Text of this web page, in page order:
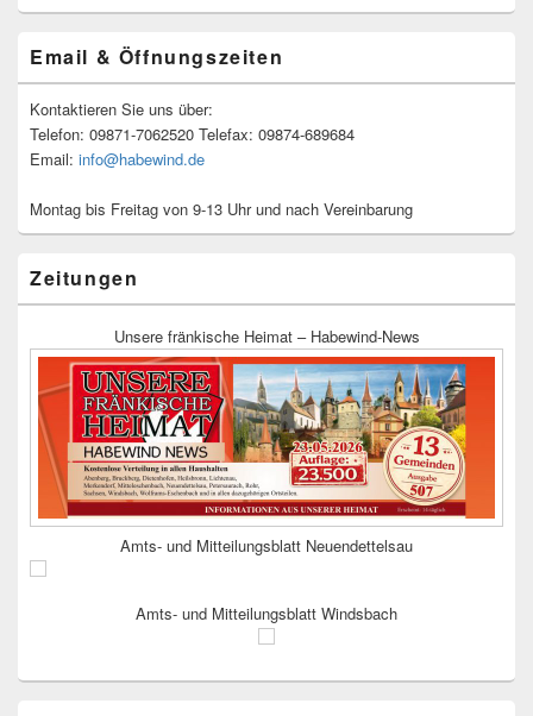
Email & Öffnungszeiten
Kontaktieren Sie uns über:
Telefon: 09871-7062520 Telefax: 09874-689684
Email: info@habewind.de
Montag bis Freitag von 9-13 Uhr und nach Vereinbarung
Zeitungen
Unsere fränkische Heimat – Habewind-News
Amts- und Mitteilungsblatt Neuendettelsau
Amts- und Mitteilungsblatt Windsbach